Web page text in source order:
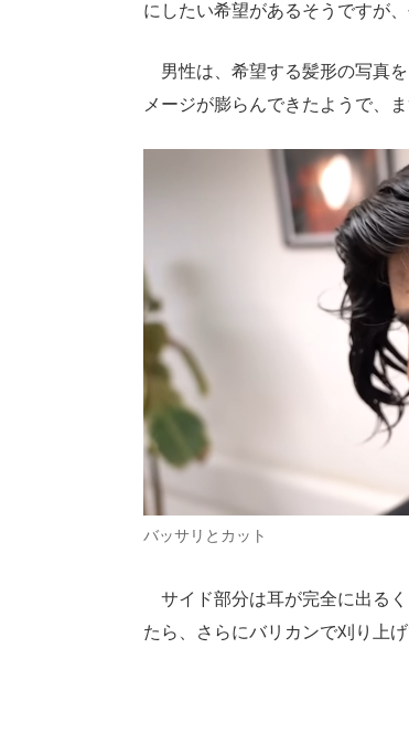
にしたい希望があるそうですが
男性は、希望する髪形の写真
メージが膨らんできたようで、
バッサリとカット
サイド部分は耳が完全に出る
たら、さらにバリカンで刈り上